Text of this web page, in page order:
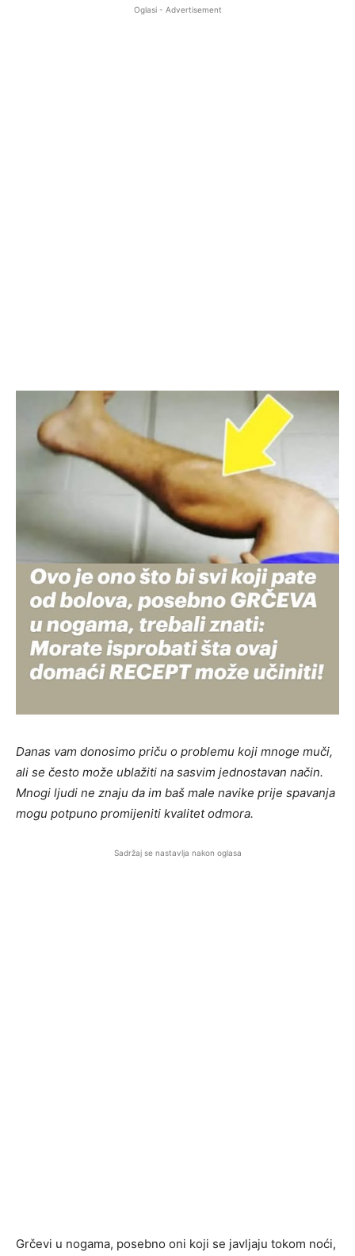
Oglasi - Advertisement
Danas vam donosimo priču o problemu koji mnoge muči,
ali se često može ublažiti na sasvim jednostavan način.
Mnogi ljudi ne znaju da im baš male navike prije spavanja
mogu potpuno promijeniti kvalitet odmora.
Sadržaj se nastavlja nakon oglasa
Grčevi u nogama, posebno oni koji se javljaju tokom noći,